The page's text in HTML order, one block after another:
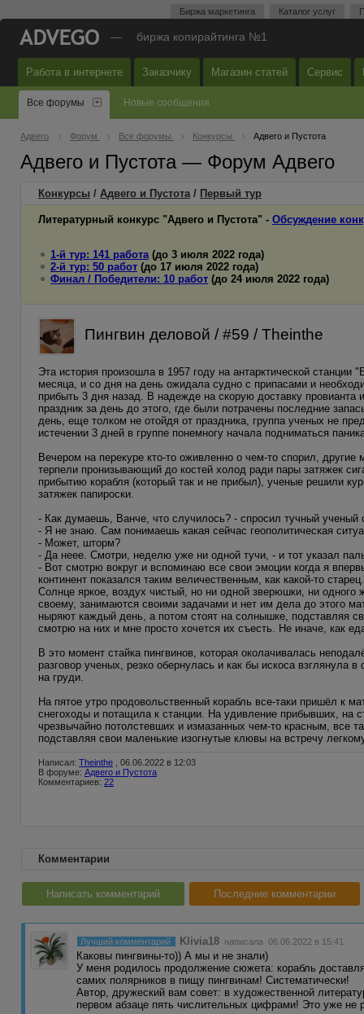
Биржа маркетинга Каталог услуг
— биржа копирайтинга №1
Работа в интернете Заказчику Магазин статей Сервис
Все форумы Новые сообщения
Адвего Форум Все форумы Конкурсы Адвего и Пустота
Адвего и Пустота — Форум Адвего
Конкурсы / Адвего и Пустота/ Первый тур
Литературный конкурс "Адвего и Пустота" - Обсуждение
1-й тур: 141 работа(до 3 июля 2022 года)
2-й тур: 50 работ (до 17 июля 2022 года)
Финал / Победители: 10 работ (до 24 июля 2022 года)
Пингвин деловой / #59 / Theinthe
Эта история произошла в 1957 году на антарктической
месяца, и со дня на день ожидала судно с припасами и
прибыть 3 дня назад. В надежде на скорую доставку провианта
праздник за день до этого, где были потрачены последние
день, еще толком не отойдя от праздника, группа ученых не
истечении 3 дней в группе понемногу начала подниматься
Вечером на перекуре кто-то оживленно о чем-то спорил,
терпели пронизывающий до костей холод ради пары затяжек
прибытию корабля (который так и не прибыл), ученые решили
затяжек папироски.
- Как думаешь, Ванче, что случилось? - спросил тучный ученый
- Я не знаю. Сам понимаешь какая сейчас геополитическая
- Может, шторм?
- Да неее. Смотри, неделю уже ни одной тучи, - и тот указал
- Вот смотрю вокруг и вспоминаю все свои эмоции когда я
континент показался таким величественным, как какой-то
Солнце яркое, воздух чистый, но ни одной зверюшки, ни одного
своему, занимаются своими задачами и нет им дела до этого
ныряют каждый день, а потом стоят на солнышке, подставляя
смотрю на них и мне просто хочется их съесть. Не иначе, как
В это момент стайка пингвинов, которая околачивалась
разговор ученых, резко обернулась и как бы искоса взглянула
на груди.
На пятое утро продовольственный корабль все-таки пришёл к
снегоходы и потащила к станции. На удивление прибывших, на
чрезвычайно потолстевших и измазанных чем-то красным,
подставляя свои маленькие изогнутые клювы на встречу
Написал: Theinthe , 06.06.2022 в 12:03
В форуме: Адвего и Пустота
Комментариев: 22
Комментарии
Написать комментарий Последние комментарии
Лучший комментарий Klivia18 написала 06.06.2022 в 15:41
Каковы пингвины-то)) А мы и не знали)
У меня родилось продолжение сюжета: корабль
самих полярников в пищу пингвинам! Систематически!
Автор, дружеский вам совет: в художественной
первом абзаце пять числительных цифрами! Это уже не